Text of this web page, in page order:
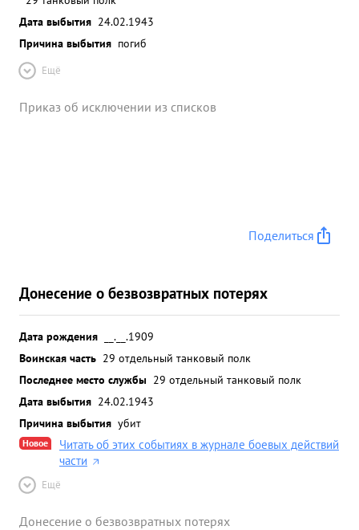
Дата выбытия 24.02.1943
Причина выбытия погиб
Ещё
Приказ об исключении из списков
Поделиться
Донесение о безвозвратных потерях
Дата рождения
__.__.1909
Воинская часть 29 отдельный танковый полк
Последнее место службы 29 отдельный танковый полк
Дата выбытия 24.02.1943
Причина выбытия убит
Новое
Читать об этих событиях в журнале боевых действий
части
Ещё
Донесение о безвозвратных потерях